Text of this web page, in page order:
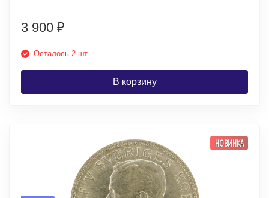
3 900 ₽
Осталось 2 шт.
В корзину
НОВИНКА